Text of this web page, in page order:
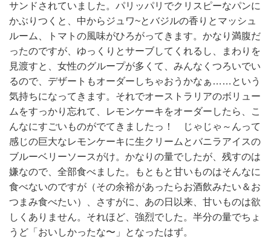
サンドされていました。パリッパリでクリスピーなパンに
かぶりつくと、中からジュワ~とバジルの香りとマッシュ
ルーム、トマトの風味がひろがってきます。かなり満腹だ
ったのですが、ゆっくりとサーブしてくれるし、まわりを
見渡すと、女性のグループが多くて、みんなくつろいでい
るので、デザートもオーダーしちゃおうかなぁ……という
気持ちになってきます。それでオーストラリアのボリュー
ムをすっかり忘れて、レモンケーキをオーダーしたら、こ
んなにすごいものがでてきましたっ！ じゃじゃ～んって
感じの巨大なレモンケーキに生クリームとバニラアイスの
ブルーベリーソースがけ。かなりの量でしたが、残すのは
嫌なので、全部食べました。もともと甘いものはそんなに
食べないのですが（その余裕があったらお酒飲みたい＆お
つまみ食べたい）、さすがに、あの日以来、甘いものは欲
しくありません。それほど、強烈でした。半分の量でちょ
うど「おいしかったな〜」となったはず。